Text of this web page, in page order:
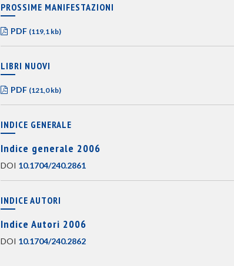
PROSSIME MANIFESTAZIONI
PDF (119,1 kb)
LIBRI NUOVI
PDF (121,0 kb)
INDICE GENERALE
Indice generale 2006
DOI 10.1704/240.2861
INDICE AUTORI
Indice Autori 2006
DOI 10.1704/240.2862